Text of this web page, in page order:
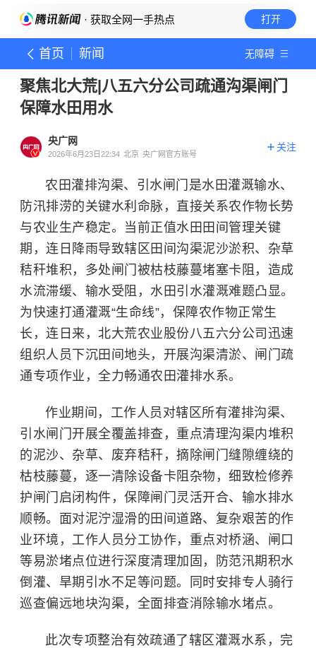
· 获取全网一手热点 打开
首页 新闻 无障碍
聚焦北大荒|八五六分公司疏通沟渠闸门
保障水田用水
央广网
2026年6月23日22:34 北京 央广网官方账号
关注
农田灌排沟渠、引水闸门是水田灌溉输水、
防汛排涝的关键水利命脉，直接关系农作物长势
与农业生产稳定。当前正值水田田间管理关键
期，连日降雨导致辖区田间沟渠泥沙淤积、杂草
秸秆堆积，多处闸门被枯枝藤蔓堵塞卡阻，造成
水流滞缓、输水受阻，水田引水灌溉难题凸显。
为快速打通灌溉“生命线”，保障农作物正常生
长，连日来，北大荒农业股份八五六分公司迅速
组织人员下沉田间地头，开展沟渠清淤、闸门疏
通专项作业，全力畅通农田灌排水系。
作业期间，工作人员对辖区所有灌排沟渠、
引水闸门开展全覆盖排查，重点清理沟渠内堆积
的泥沙、杂草、废弃秸秆，摘除闸门缝隙缠绕的
枯枝藤蔓，逐一清除设备卡阻杂物，细致检修养
护闸门启闭构件，保障闸门灵活开合、输水排水
顺畅。面对泥泞湿滑的田间道路、复杂艰苦的作
业环境，工作人员分工协作，重点对桥涵、闸口
等易淤堵点位进行深度清理加固，防范汛期积水
倒灌、旱期引水不足等问题。同时安排专人骑行
巡查偏远地块沟渠，全面排查消除输水堵点。
此次专项整治有效疏通了辖区灌溉水系，完